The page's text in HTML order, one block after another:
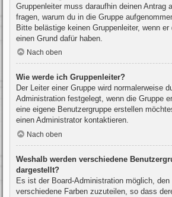
Gruppenleiter muss daraufhin deinen Antrag
fragen, warum du in die Gruppe
Bitte belästige keinen Gruppenleiter, wenn
einen Grund dafür haben.
Nach oben
Wie werde ich Gruppenleiter?
Der Leiter einer Gruppe wird normalerweise
Administration festgelegt, wenn die Gruppe
eine eigene Benutzergruppe erstellen
einen Administrator kontaktieren.
Nach oben
Weshalb werden verschiedene
dargestellt?
Es ist der Board-Administration möglich, den
verschiedene Farben zuzuteilen, so dass